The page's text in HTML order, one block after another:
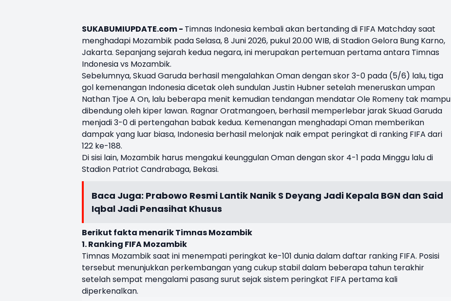
SUKABUMIUPDATE.com - Timnas Indonesia kembali akan bertanding di FIFA Matchdaysaat
menghadapi Mozambik pada Selasa, 8 Juni 2026, pukul 20.00 WIB, di Stadion Gelora Bung Karno,
Jakarta. Sepanjang sejarah kedua negara, ini merupakan pertemuan pertama antara Timnas
Indonesia vs Mozambik.
Sebelumnya, Skuad Garuda berhasil mengalahkan Oman dengan skor 3-0 pada (5/6) lalu, tiga
gol kemenangan Indonesia dicetak oleh sundulan Justin Hubner setelah meneruskan umpan
Nathan Tjoe A On, lalu beberapa menit kemudian tendangan mendatar Ole Romeny tak mampu
dibendung oleh kiper lawan. Ragnar Oratmangoen, berhasil memperlebar jarak Skuad Garuda
menjadi 3-0 di pertengahan babak kedua. Kemenangan menghadapi Oman memberikan
dampak yang luar biasa, Indonesia berhasil melonjak naik empat peringkat di ranking FIFA dari
122 ke-188.
Di sisi lain, Mozambik harus mengakui keunggulan Oman dengan skor 4-1 pada Minggu lalu di
Stadion Patriot Candrabaga, Bekasi.
Baca Juga: Prabowo Resmi Lantik Nanik S Deyang Jadi Kepala BGN dan Said
Iqbal Jadi Penasihat Khusus
Berikut fakta menarik Timnas Mozambik
1. Ranking FIFA Mozambik
Timnas Mozambik saat ini menempati peringkat ke-101 dunia dalam daftar ranking FIFA. Posisi
tersebut menunjukkan perkembangan yang cukup stabil dalam beberapa tahun terakhir
setelah sempat mengalami pasang surut sejak sistem peringkat FIFA pertama kali
diperkenalkan.